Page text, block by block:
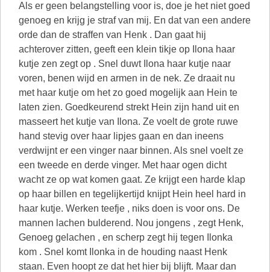
Als er geen belangstelling voor is, doe je het niet goed
genoeg en krijg je straf van mij. En dat van een andere
orde dan de straffen van Henk . Dan gaat hij
achterover zitten, geeft een klein tikje op Ilona haar
kutje zen zegt op . Snel duwt Ilona haar kutje naar
voren, benen wijd en armen in de nek. Ze draait nu
met haar kutje om het zo goed mogelijk aan Hein te
laten zien. Goedkeurend strekt Hein zijn hand uit en
masseert het kutje van Ilona. Ze voelt de grote ruwe
hand stevig over haar lipjes gaan en dan ineens
verdwijnt er een vinger naar binnen. Als snel voelt ze
een tweede en derde vinger. Met haar ogen dicht
wacht ze op wat komen gaat. Ze krijgt een harde klap
op haar billen en tegelijkertijd knijpt Hein heel hard in
haar kutje. Werken teefje , niks doen is voor ons. De
mannen lachen bulderend. Nou jongens , zegt Henk,
Genoeg gelachen , en scherp zegt hij tegen Ilonka
kom . Snel komt Ilonka in de houding naast Henk
staan. Even hoopt ze dat het hier bij blijft. Maar dan